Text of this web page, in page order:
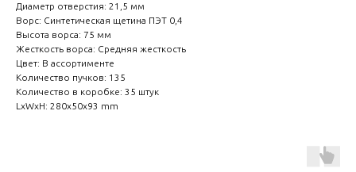
Диаметр отверстия: 21,5 мм
Ворс: Синтетическая щетина ПЭТ 0,4
Высота ворса: 75 мм
Жесткость ворса: Средняя жесткость
Цвет: В ассортименте
Количество пучков: 135
Количество в коробке: 35 штук
LxWxH: 280x50x93 mm